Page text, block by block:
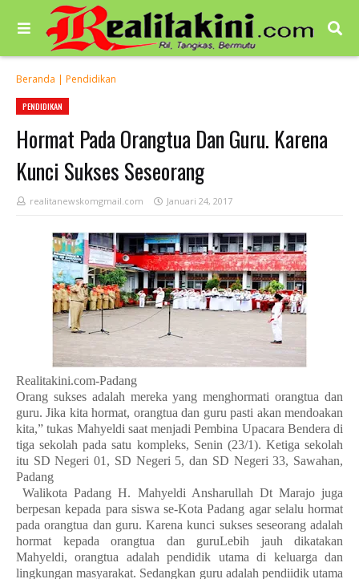
Beranda | Pendidikan
PENDIDIKAN
Hormat Pada Orangtua Dan Guru. Karena
Kunci Sukses Seseorang
realitanewskomgmail.com Januari 24, 2017
Realitakini.com-Padang
Orang sukses adalah mereka yang menghormati orangtua dan
guru. Jika kita hormat, orangtua dan guru pasti akan mendoakan
kita,” tukas Mahyeldi saat menjadi Pembina Upacara Bendera di
tiga sekolah pada satu kompleks, Senin (23/1). Ketiga sekolah
itu SD Negeri 01, SD Negeri 5, dan SD Negeri 33, Sawahan,
Padang
Walikota Padang H. Mahyeldi Ansharullah Dt Marajo juga
berpesan kepada para siswa se-Kota Padang agar selalu hormat
pada orangtua dan guru. Karena kunci sukses seseorang adalah
hormat kepada orangtua dan guruLebih jauh dikatakan
Mahyeldi, orangtua adalah pendidik utama di keluarga dan
lingkungan masyarakat. Sedangkan guru adalah pendiidik utama